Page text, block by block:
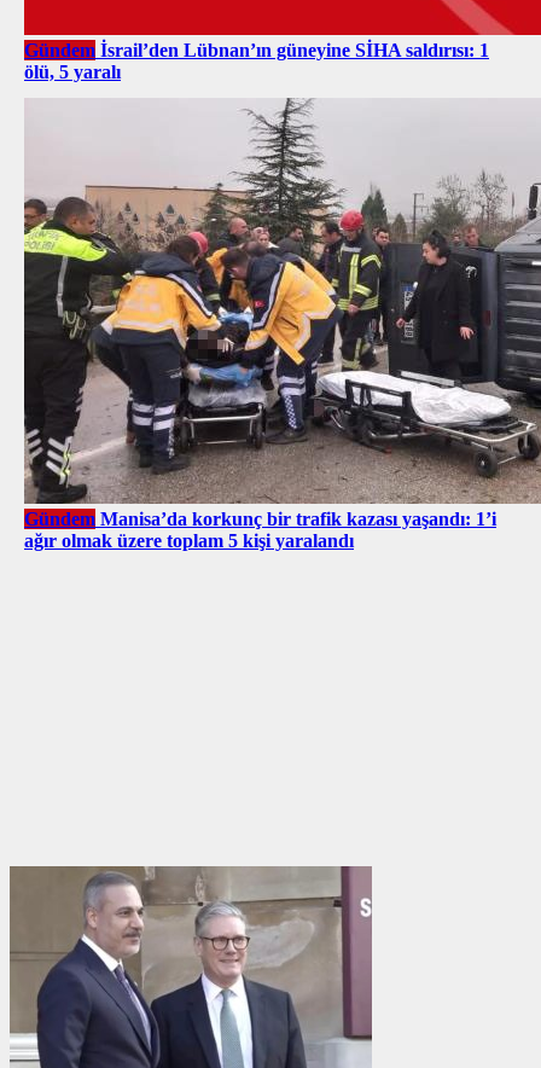
Gündem İsrail’den Lübnan’ın güneyine SİHA saldırısı: 1
ölü, 5 yaralı
Gündem Manisa’da korkunç bir trafik kazası yaşandı: 1’i
ağır olmak üzere toplam 5 kişi yaralandı